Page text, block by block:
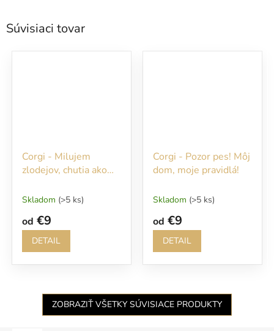
Súvisiaci tovar
Corgi - Milujem
zlodejov, chutia ako
Skladom (>5 ks)
od €9
DETAIL
Corgi - Pozor pes! Môj
dom, moje pravidlá!
Skladom (>5 ks)
od €9
DETAIL
ZOBRAZIŤ VŠETKY SÚVISIACE PRODUKTY